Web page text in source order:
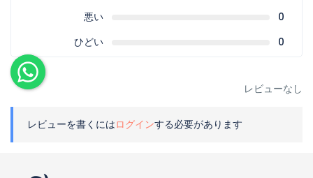
悪い
0
ひどい
0
レビューなし
レビューを書くにはログインする必要があります